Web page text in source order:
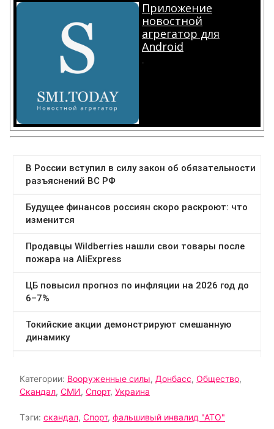
Приложение
новостной
агрегатор для
Android
.
Категории: Вооруженные силы, Донбасс, Общество,
Скандал, СМИ, Спорт, Украина
Тэги: скандал, Спорт, фальшивый инвалид "АТО"